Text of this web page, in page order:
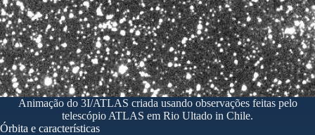
Animação do 3I/ATLAS criada usando observações feitas pelo
telescópio ATLAS em Rio Ultado in Chile.
Órbita e características